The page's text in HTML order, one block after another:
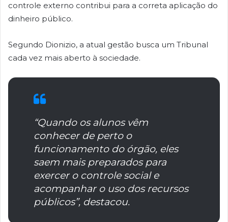
controle externo contribui para a correta aplicação do
dinheiro público.
Segundo Dionizio, a atual gestão busca um Tribunal
cada vez mais aberto à sociedade.
“Quando os alunos vêm
conhecer de perto o
funcionamento do órgão, eles
saem mais preparados para
exercer o controle social e
acompanhar o uso dos recursos
públicos”, destacou.